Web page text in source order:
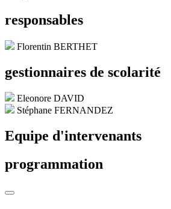
responsables
Florentin BERTHET
gestionnaires de scolarité
Eleonore DAVID
Stéphane FERNANDEZ
Equipe d'intervenants
programmation